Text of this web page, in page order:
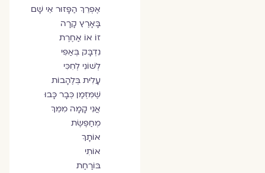
אֶפְרֵךְ הַפָּזוּר אֵי שָׁם
בָּאָרֶץ קָרָה
זוֹ אוֹ אַחֶרֶת
נִדְבָּק בְּאַפִּי
לְשׁוֹנִי לְחִכִּי
עָלִית בְּלֶהָבוֹת
שֶׁמִּזְּמַן כְּבָר כָּבוּ
אֲנִי קָמָה מִמֵּךְ
מְחַפֶּשֶׂת
אוֹתָךְ
אוֹתִי
בּוֹרַחַת